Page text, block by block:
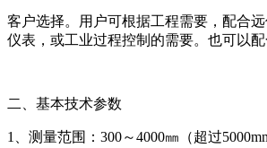
客户选择。用户可根据工程需要，配合
仪表，或工业过程控制的需要。也可以
二、基本技术参数
1、测量范围：300～4000㎜（超过